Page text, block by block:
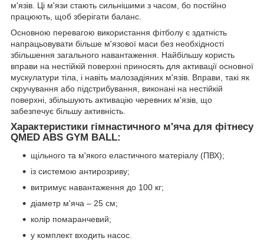
м'язів. Ці м'язи стають сильнішими з часом, бо постійно
працюють, щоб зберігати баланс.
Основною перевагою використання фітболу є здатність
напрацьовувати більше м'язової маси без необхідності
збільшення загального навантаження. Найбільшу користь
вправи на нестійкій поверхні приносять для активації основної
мускулатури тіла, і навіть малозадіяних м'язів. Вправи, такі як
скручування або підстрибування, виконані на нестійкій
поверхні, збільшують активацію черевних м'язів, що
забезпечує більшу активність.
Характеристики гімнастичного м'яча для фітнесу
QMED ABS GYM BALL:
щільного та м'якого еластичного матеріалу (ПВХ);
із системою антирозриву;
витримує навантаження до 100 кг;
діаметр м'яча – 25 см;
колір помаранчевий;
у комплект входить насос.